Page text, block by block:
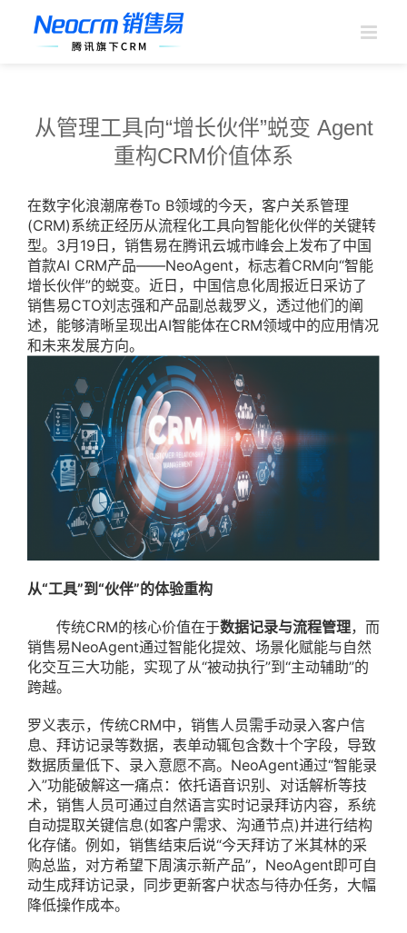
从管理工具向“增长伙伴”蜕变 Agent
重构CRM价值体系
在数字化浪潮席卷To B领域的今天，客户关系管理
(CRM)系统正经历从流程化工具向智能化伙伴的关键转
型。3月19日，销售易在腾讯云城市峰会上发布了中国
首款AI CRM产品——NeoAgent，标志着CRM向“智能
增长伙伴”的蜕变。近日，中国信息化周报近日采访了
销售易CTO刘志强和产品副总裁罗义，透过他们的阐
述，能够清晰呈现出AI智能体在CRM领域中的应用情况
和未来发展方向。
从“工具”到“伙伴”的体验重构
传统CRM的核心价值在于数据记录与流程管理，而
销售易NeoAgent通过智能化提效、场景化赋能与自然
化交互三大功能，实现了从“被动执行”到“主动辅助”的
跨越。
罗义表示，传统CRM中，销售人员需手动录入客户信
息、拜访记录等数据，表单动辄包含数十个字段，导致
数据质量低下、录入意愿不高。NeoAgent通过“智能录
入”功能破解这一痛点：依托语音识别、对话解析等技
术，销售人员可通过自然语言实时记录拜访内容，系统
自动提取关键信息(如客户需求、沟通节点)并进行结构
化存储。例如，销售结束后说“今天拜访了米其林的采
购总监，对方希望下周演示新产品”，NeoAgent即可自
动生成拜访记录，同步更新客户状态与待办任务，大幅
降低操作成本。